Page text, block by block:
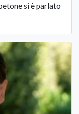
si è parlato